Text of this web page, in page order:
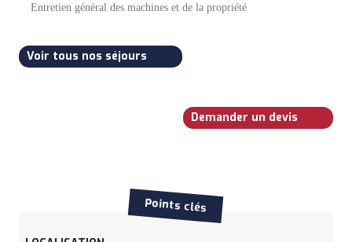
Entretien général des machines et de la propriété
Voir tous nos séjours
Demander un devis
Points clés